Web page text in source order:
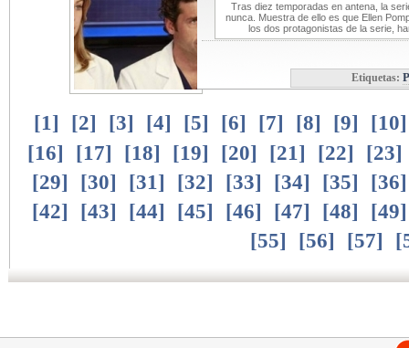
Tras diez temporadas en antena, la
nunca. Muestra de ello es que Ellen
los dos protagonistas de la serie,
Etiquetas:
[1] [2] [3] [4] [5] [6] [7] [8] [9] [10
[16] [17] [18] [19] [20] [21] [22] [23]
[29] [30] [31] [32] [33] [34] [35] [36
[42] [43] [44] [45] [46] [47] [48] [49
[55] [56] [57] [